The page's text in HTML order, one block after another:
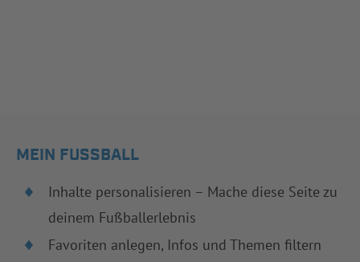
MEIN FUSSBALL
Inhalte personalisieren – Mache diese Seite zu
deinem Fußballerlebnis
Favoriten anlegen, Infos und Themen filtern